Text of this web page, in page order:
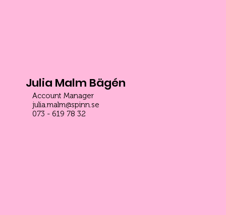
Julia Malm Bägén
Account Manager
julia.malm@spinn.se
073 - 619 78 32